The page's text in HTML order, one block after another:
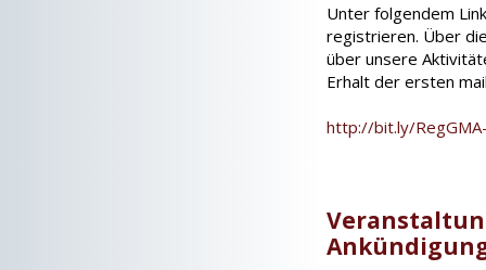
Unter folgendem
registrieren. Über
über unsere
Erhalt der ersten
http://bit.ly/